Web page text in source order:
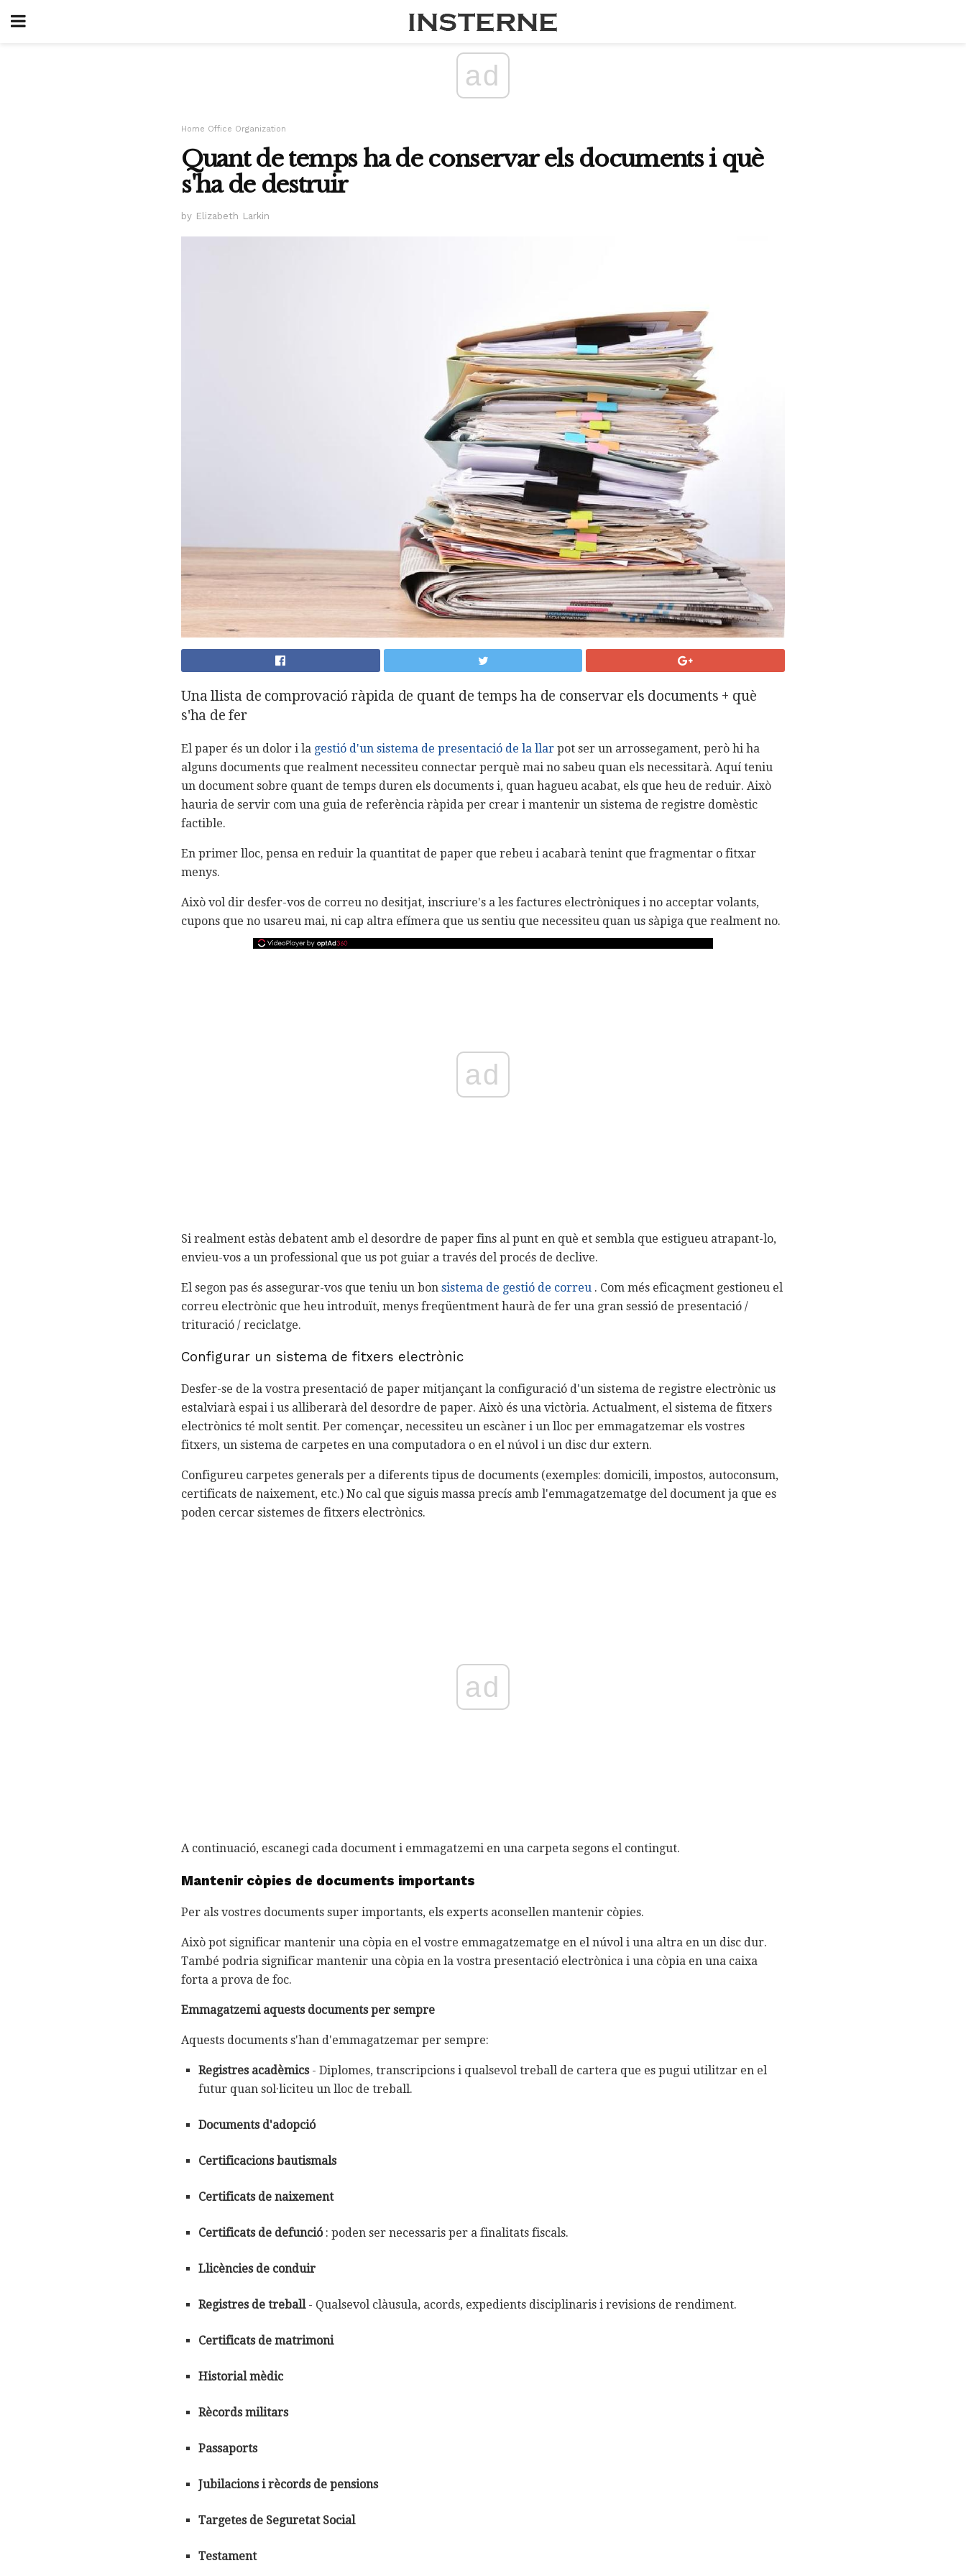
ad
Home Office Organization
Quant de temps ha de conservar els documents i què
s'ha de destruir
by Elizabeth Larkin
Una llista de comprovació ràpida de quant de temps ha de conservar els documents + què
s'ha de fer
El paper és un dolor i la gestió d'un sistema de presentació de la llar pot ser un arrossegament, però hi ha
alguns documents que realment necessiteu connectar perquè mai no sabeu quan els necessitarà. Aquí teniu
un document sobre quant de temps duren els documents i, quan hagueu acabat, els que heu de reduir. Això
hauria de servir com una guia de referència ràpida per crear i mantenir un sistema de registre domèstic
factible.
En primer lloc, pensa en reduir la quantitat de paper que rebeu i acabarà tenint que fragmentar o fitxar
menys.
Això vol dir desfer-vos de correu no desitjat, inscriure's a les factures electròniques i no acceptar volants,
cupons que no usareu mai, ni cap altra efímera que us sentiu que necessiteu quan us sàpiga que realment no.
ad
Si realment estàs debatent amb el desordre de paper fins al punt en què et sembla que estigueu atrapant-lo,
envieu-vos a un professional que us pot guiar a través del procés de declive.
El segon pas és assegurar-vos que teniu un bon sistema de gestió de correu . Com més eficaçment gestioneu el
correu electrònic que heu introduït, menys freqüentment haurà de fer una gran sessió de presentació /
trituració / reciclatge.
Configurar un sistema de fitxers electrònic
Desfer-se de la vostra presentació de paper mitjançant la configuració d'un sistema de registre electrònic us
estalviarà espai i us alliberarà del desordre de paper. Això és una victòria. Actualment, el sistema de fitxers
electrònics té molt sentit. Per començar, necessiteu un escàner i un lloc per emmagatzemar els vostres
fitxers, un sistema de carpetes en una computadora o en el núvol i un disc dur extern.
Configureu carpetes generals per a diferents tipus de documents (exemples: domicili, impostos, autoconsum,
certificats de naixement, etc.) No cal que siguis massa precís amb l'emmagatzematge del document ja que es
poden cercar sistemes de fitxers electrònics.
ad
A continuació, escanegi cada document i emmagatzemi en una carpeta segons el contingut.
Mantenir còpies de documents importants
Per als vostres documents super importants, els experts aconsellen mantenir còpies.
Això pot significar mantenir una còpia en el vostre emmagatzematge en el núvol i una altra en un disc dur.
També podria significar mantenir una còpia en la vostra presentació electrònica i una còpia en una caixa
forta a prova de foc.
Emmagatzemi aquests documents per sempre
Aquests documents s'han d'emmagatzemar per sempre:
Registres acadèmics- Diplomes, transcripcions i qualsevol treball de cartera que es pugui utilitzar en el
futur quan sol·liciteu un lloc de treball.
Documents d'adopció
Certificacions bautismals
Certificats de naixement
Certificats de defunció: poden ser necessaris per a finalitats fiscals.
Llicències de conduir
Registres de treball- Qualsevol clàusula, acords, expedients disciplinaris i revisions de rendiment.
Certificats de matrimoni
Historial mèdic
Rècords militars
Passaports
Jubilacions i rècords de pensions
Targetes de Seguretat Social
Testament